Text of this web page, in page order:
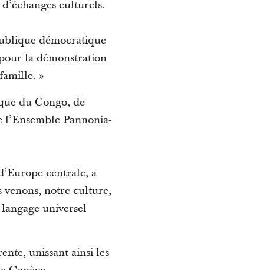
culturels.
démocratique
la démonstration
»
du Congo, de
Pannonia-
centrale, a
venons, notre culture,
universel
unissant ainsi les